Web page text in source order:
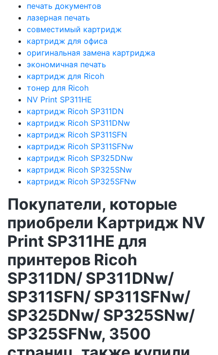
печать документов
лазерная печать
совместимый картридж
картридж для офиса
оригинальная замена картриджа
экономичная печать
картридж для Ricoh
тонер для Ricoh
NV Print SP311HE
картридж Ricoh SP311DN
картридж Ricoh SP311DNw
картридж Ricoh SP311SFN
картридж Ricoh SP311SFNw
картридж Ricoh SP325DNw
картридж Ricoh SP325SNw
картридж Ricoh SP325SFNw
Покупатели, которые
приобрели Картридж NV
Print SP311HE для
принтеров Ricoh
SP311DN/ SP311DNw/
SP311SFN/ SP311SFNw/
SP325DNw/ SP325SNw/
SP325SFNw, 3500